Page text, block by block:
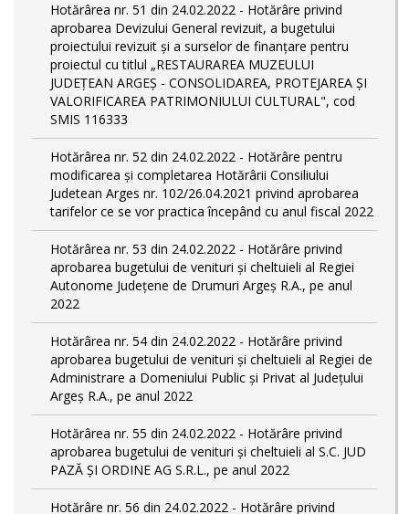
Hotărârea nr. 51 din 24.02.2022 - Hotărâre privind
aprobarea Devizului General revizuit, a bugetului
proiectului revizuit și a surselor de finanțare pentru
proiectul cu titlul „RESTAURAREA MUZEULUI
JUDEȚEAN ARGEȘ - CONSOLIDAREA, PROTEJAREA ȘI
VALORIFICAREA PATRIMONIULUI CULTURAL", cod
SMIS 116333
Hotărârea nr. 52 din 24.02.2022 - Hotărâre pentru
modificarea și completarea Hotărârii Consiliului
Judetean Arges nr. 102/26.04.2021 privind aprobarea
tarifelor ce se vor practica începând cu anul fiscal 2022
Hotărârea nr. 53 din 24.02.2022 - Hotărâre privind
aprobarea bugetului de venituri și cheltuieli al Regiei
Autonome Județene de Drumuri Argeș R.A., pe anul
2022
Hotărârea nr. 54 din 24.02.2022 - Hotărâre privind
aprobarea bugetului de venituri și cheltuieli al Regiei de
Administrare a Domeniului Public și Privat al Județului
Argeș R.A., pe anul 2022
Hotărârea nr. 55 din 24.02.2022 - Hotărâre privind
aprobarea bugetului de venituri și cheltuieli al S.C. JUD
PAZĂ ȘI ORDINE AG S.R.L., pe anul 2022
Hotărâre nr. 56 din 24.02.2022 - Hotărâre privind